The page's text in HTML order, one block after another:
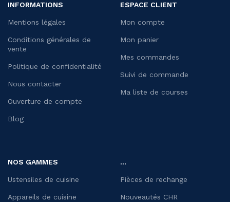
INFORMATIONS
Mentions légales
Conditions générales de
vente
Politique de confidentialité
Nous contacter
Ouverture de compte
Blog
ESPACE CLIENT
Mon compte
Mon panier
Mes commandes
Suivi de commande
Ma liste de courses
NOS GAMMES
Ustensiles de cuisine
Appareils de cuisine
...
Pièces de rechange
Nouveautés CHR